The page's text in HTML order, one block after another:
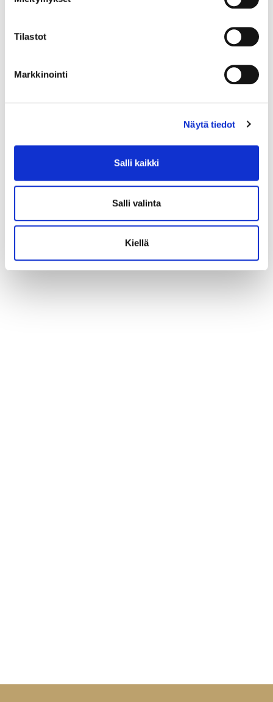
Tilastot
Markkinointi
Näytä tiedot
Salli kaikki
Salli valinta
Kiellä
LUE LISÄÄ »